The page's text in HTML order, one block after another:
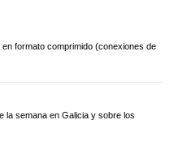
formato comprimido (conexiones de
la semana en Galicia y sobre los